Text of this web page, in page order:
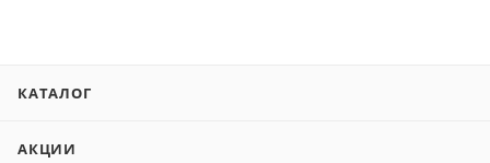
КАТАЛОГ
АКЦИИ